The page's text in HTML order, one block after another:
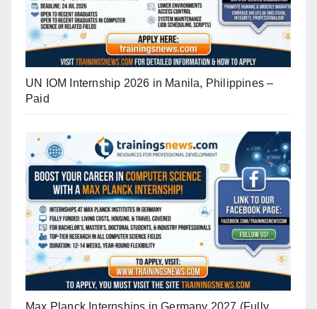
UN IOM Internship 2026 in Manila, Philippines –
Paid